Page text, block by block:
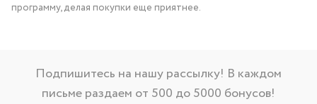
программу, делая покупки еще приятнее.
Подпишитесь на нашу рассылку! В каждом
письме раздаем от 500 до 5000 бонусов!